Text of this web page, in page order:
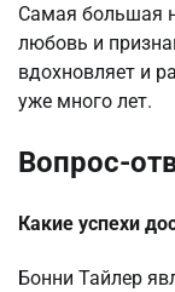
Самая большая
любовь и
вдохновляет и
уже много лет.
Вопрос-
Какие успехи
Бонни Тайлер